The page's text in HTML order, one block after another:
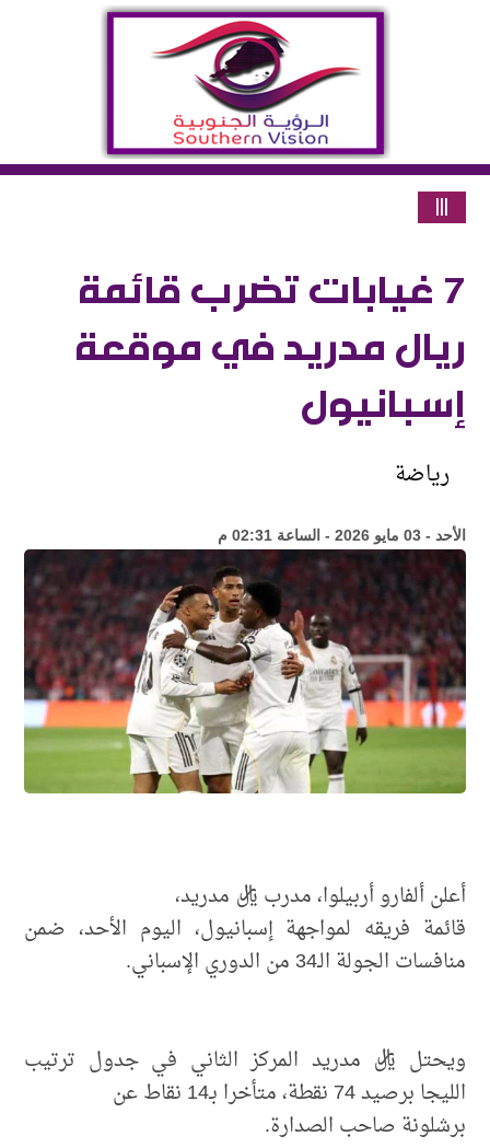
7 غيابات تضرب قائمة
ريال مدريد في موقعة
إسبانيول
رياضة
الأحد - 03 مايو 2026 - الساعة 02:31 م
أعلن ألفارو أربيلوا، مدرب ريال مدريد،
قائمة فريقه لمواجهة إسبانيول، اليوم الأحد، ضمن
منافسات الجولة الـ34 من الدوري الإسباني.
ويحتل ريال مدريد المركز الثاني في جدول ترتيب
الليجا برصيد 74 نقطة، متأخرا بـ14 نقاط عن
برشلونة صاحب الصدارة.